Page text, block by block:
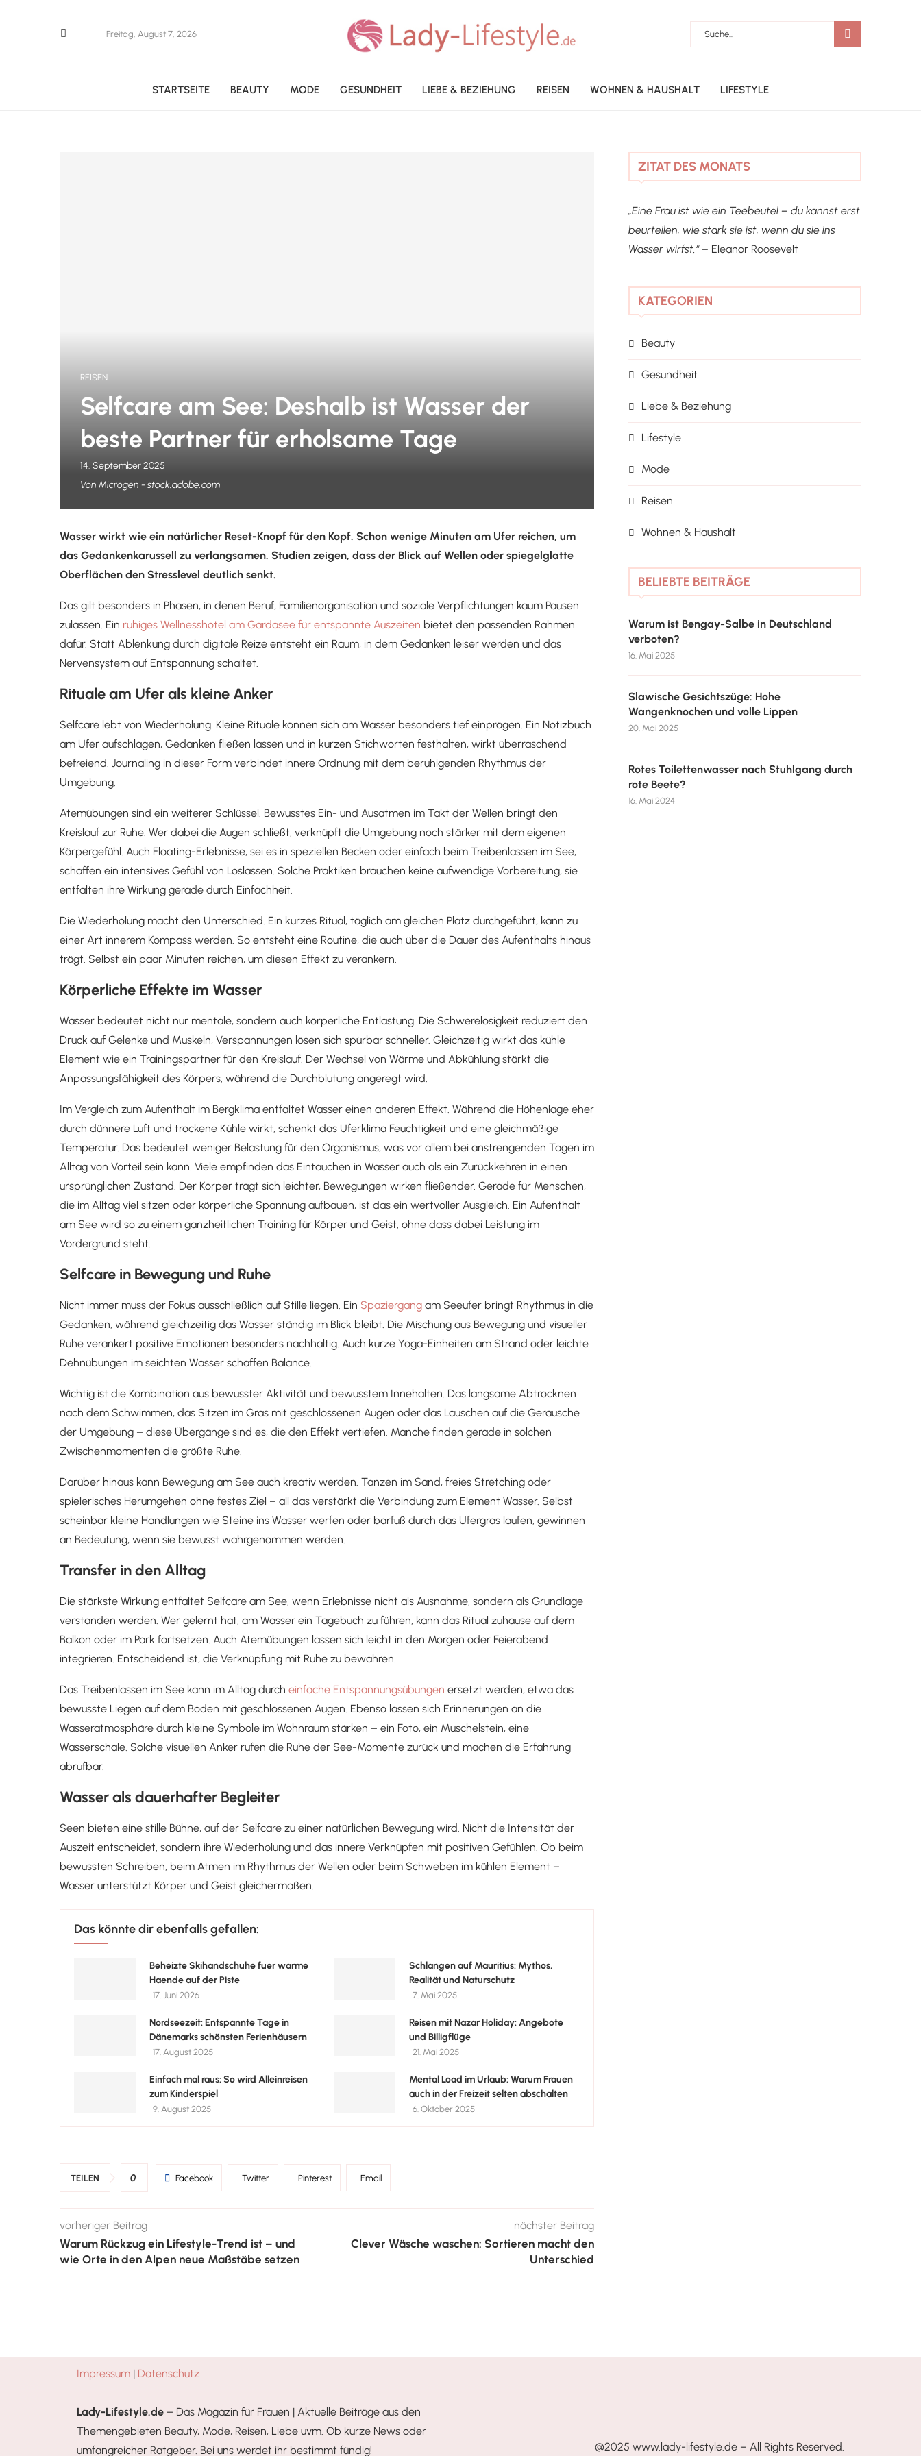
Freitag, August 7, 2026
STARTSEITE BEAUTY MODE GESUNDHEIT LIEBE & BEZIEHUNG REISEN WOHNEN & HAUSHALT LIFESTYLE
REISEN
Selfcare am See: Deshalb ist Wasser der
beste Partner für erholsame Tage
14. September 2025
Von Microgen - stock.adobe.com
Wasser wirkt wie ein natürlicher Reset-Knopf für den Kopf. Schon wenige Minuten am Ufer reichen, um
das Gedankenkarussell zu verlangsamen. Studien zeigen, dass der Blick auf Wellen oder spiegelglatte
Oberflächen den Stresslevel deutlich senkt.
Das gilt besonders in Phasen, in denen Beruf, Familienorganisation und soziale Verpflichtungen kaum Pausen
zulassen. Ein ruhiges Wellnesshotel am Gardasee für entspannte Auszeiten bietet den passenden Rahmen
dafür. Statt Ablenkung durch digitale Reize entsteht ein Raum, in dem Gedanken leiser werden und das
Nervensystem auf Entspannung schaltet.
Rituale am Ufer als kleine Anker
Selfcare lebt von Wiederholung. Kleine Rituale können sich am Wasser besonders tief einprägen. Ein Notizbuch
am Ufer aufschlagen, Gedanken fließen lassen und in kurzen Stichworten festhalten, wirkt überraschend
befreiend. Journaling in dieser Form verbindet innere Ordnung mit dem beruhigenden Rhythmus der
Umgebung.
Atemübungen sind ein weiterer Schlüssel. Bewusstes Ein- und Ausatmen im Takt der Wellen bringt den
Kreislauf zur Ruhe. Wer dabei die Augen schließt, verknüpft die Umgebung noch stärker mit dem eigenen
Körpergefühl. Auch Floating-Erlebnisse, sei es in speziellen Becken oder einfach beim Treibenlassen im See,
schaffen ein intensives Gefühl von Loslassen. Solche Praktiken brauchen keine aufwendige Vorbereitung, sie
entfalten ihre Wirkung gerade durch Einfachheit.
Die Wiederholung macht den Unterschied. Ein kurzes Ritual, täglich am gleichen Platz durchgeführt, kann zu
einer Art innerem Kompass werden. So entsteht eine Routine, die auch über die Dauer des Aufenthalts hinaus
trägt. Selbst ein paar Minuten reichen, um diesen Effekt zu verankern.
Körperliche Effekte im Wasser
Wasser bedeutet nicht nur mentale, sondern auch körperliche Entlastung. Die Schwerelosigkeit reduziert den
Druck auf Gelenke und Muskeln, Verspannungen lösen sich spürbar schneller. Gleichzeitig wirkt das kühle
Element wie ein Trainingspartner für den Kreislauf. Der Wechsel von Wärme und Abkühlung stärkt die
Anpassungsfähigkeit des Körpers, während die Durchblutung angeregt wird.
Im Vergleich zum Aufenthalt im Bergklima entfaltet Wasser einen anderen Effekt. Während die Höhenlage eher
durch dünnere Luft und trockene Kühle wirkt, schenkt das Uferklima Feuchtigkeit und eine gleichmäßige
Temperatur. Das bedeutet weniger Belastung für den Organismus, was vor allem bei anstrengenden Tagen im
Alltag von Vorteil sein kann. Viele empfinden das Eintauchen in Wasser auch als ein Zurückkehren in einen
ursprünglichen Zustand. Der Körper trägt sich leichter, Bewegungen wirken fließender. Gerade für Menschen,
die im Alltag viel sitzen oder körperliche Spannung aufbauen, ist das ein wertvoller Ausgleich. Ein Aufenthalt
am See wird so zu einem ganzheitlichen Training für Körper und Geist, ohne dass dabei Leistung im
Vordergrund steht.
Selfcare in Bewegung und Ruhe
Nicht immer muss der Fokus ausschließlich auf Stille liegen. Ein Spaziergang am Seeufer bringt Rhythmus in die
Gedanken, während gleichzeitig das Wasser ständig im Blick bleibt. Die Mischung aus Bewegung und visueller
Ruhe verankert positive Emotionen besonders nachhaltig. Auch kurze Yoga-Einheiten am Strand oder leichte
Dehnübungen im seichten Wasser schaffen Balance.
Wichtig ist die Kombination aus bewusster Aktivität und bewusstem Innehalten. Das langsame Abtrocknen
nach dem Schwimmen, das Sitzen im Gras mit geschlossenen Augen oder das Lauschen auf die Geräusche
der Umgebung – diese Übergänge sind es, die den Effekt vertiefen. Manche finden gerade in solchen
Zwischenmomenten die größte Ruhe.
Darüber hinaus kann Bewegung am See auch kreativ werden. Tanzen im Sand, freies Stretching oder
spielerisches Herumgehen ohne festes Ziel – all das verstärkt die Verbindung zum Element Wasser. Selbst
scheinbar kleine Handlungen wie Steine ins Wasser werfen oder barfuß durch das Ufergras laufen, gewinnen
an Bedeutung, wenn sie bewusst wahrgenommen werden.
Transfer in den Alltag
Die stärkste Wirkung entfaltet Selfcare am See, wenn Erlebnisse nicht als Ausnahme, sondern als Grundlage
verstanden werden. Wer gelernt hat, am Wasser ein Tagebuch zu führen, kann das Ritual zuhause auf dem
Balkon oder im Park fortsetzen. Auch Atemübungen lassen sich leicht in den Morgen oder Feierabend
integrieren. Entscheidend ist, die Verknüpfung mit Ruhe zu bewahren.
Das Treibenlassen im See kann im Alltag durch einfache Entspannungsübungen ersetzt werden, etwa das
bewusste Liegen auf dem Boden mit geschlossenen Augen. Ebenso lassen sich Erinnerungen an die
Wasseratmosphäre durch kleine Symbole im Wohnraum stärken – ein Foto, ein Muschelstein, eine
Wasserschale. Solche visuellen Anker rufen die Ruhe der See-Momente zurück und machen die Erfahrung
abrufbar.
Wasser als dauerhafter Begleiter
Seen bieten eine stille Bühne, auf der Selfcare zu einer natürlichen Bewegung wird. Nicht die Intensität der
Auszeit entscheidet, sondern ihre Wiederholung und das innere Verknüpfen mit positiven Gefühlen. Ob beim
bewussten Schreiben, beim Atmen im Rhythmus der Wellen oder beim Schweben im kühlen Element –
Wasser unterstützt Körper und Geist gleichermaßen.
Das könnte dir ebenfalls gefallen:
Beheizte Skihandschuhe fuer warme
Haende auf der Piste
17. Juni 2026
Schlangen auf Mauritius: Mythos,
Realität und Naturschutz
7. Mai 2025
Nordseezeit: Entspannte Tage in
Dänemarks schönsten Ferienhäusern
17. August 2025
Reisen mit Nazar Holiday: Angebote
und Billigflüge
21. Mai 2025
Einfach mal raus: So wird Alleinreisen
zum Kinderspiel
9. August 2025
Mental Load im Urlaub: Warum Frauen
auch in der Freizeit selten abschalten
6. Oktober 2025
TEILEN 0 Facebook Twitter Pinterest Email
vorheriger Beitrag
Warum Rückzug ein Lifestyle-Trend ist – und
wie Orte in den Alpen neue Maßstäbe setzen
nächster Beitrag
Clever Wäsche waschen: Sortieren macht den
Unterschied
ZITAT DES MONATS
„Eine Frau ist wie ein Teebeutel – du kannst erst
beurteilen, wie stark sie ist, wenn du sie ins
Wasser wirfst.“ – Eleanor Roosevelt
KATEGORIEN
Beauty
Gesundheit
Liebe & Beziehung
Lifestyle
Mode
Reisen
Wohnen & Haushalt
BELIEBTE BEITRÄGE
Warum ist Bengay-Salbe in Deutschland
verboten?
16. Mai 2025
Slawische Gesichtszüge: Hohe
Wangenknochen und volle Lippen
20. Mai 2025
Rotes Toilettenwasser nach Stuhlgang durch
rote Beete?
16. Mai 2024
Impressum | Datenschutz
Lady-Lifestyle.de – Das Magazin für Frauen | Aktuelle Beiträge aus den
Themengebieten Beauty, Mode, Reisen, Liebe uvm. Ob kurze News oder
umfangreicher Ratgeber. Bei uns werdet ihr bestimmt fündig!
@2025 www.lady-lifestyle.de – All Rights Reserved.